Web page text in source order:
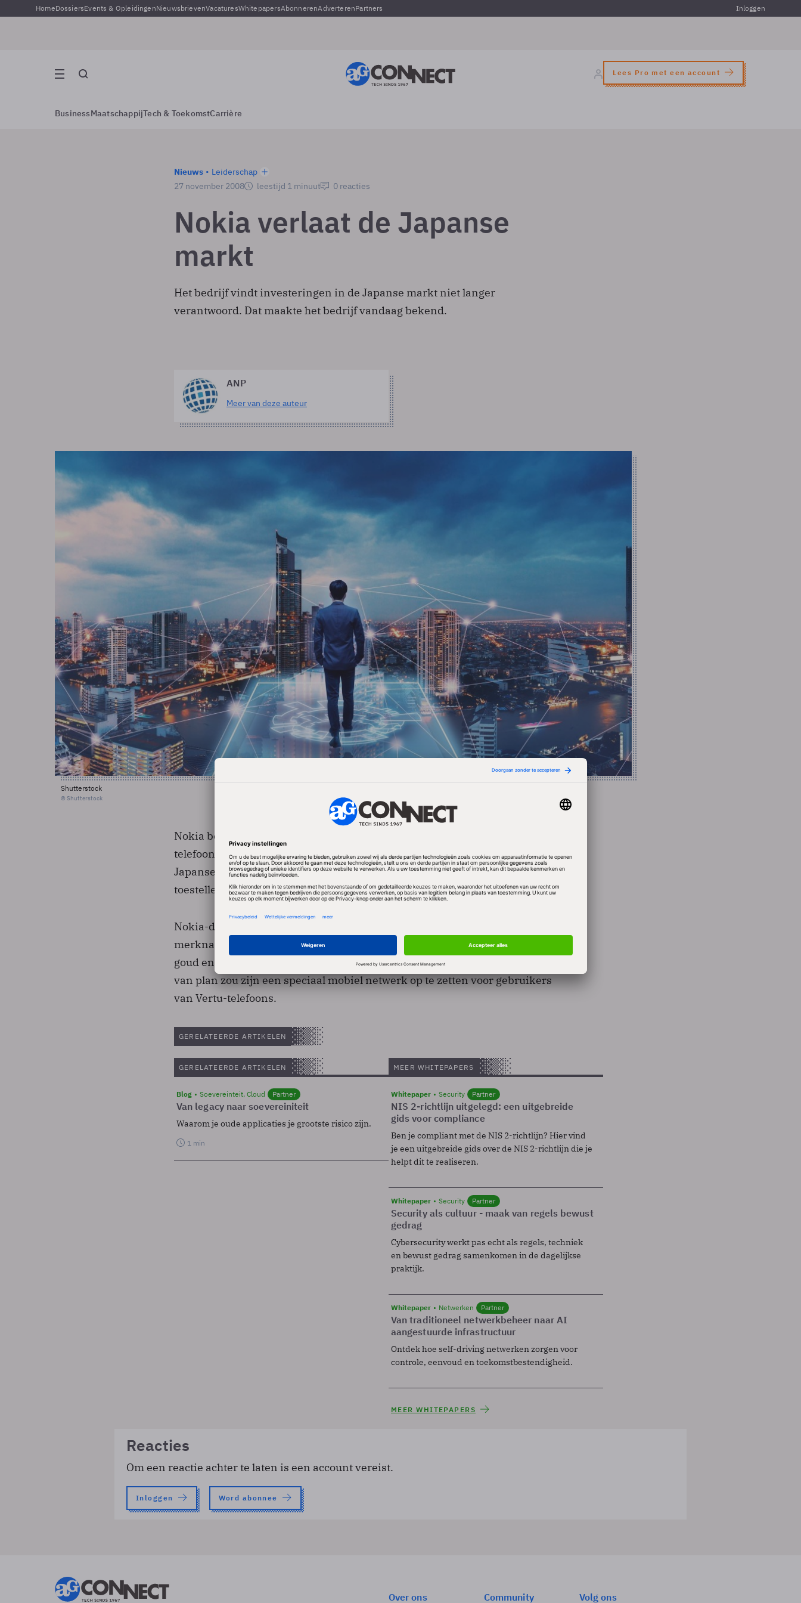
HomeDossiersEvents & OpleidingenNieuwsbrievenVacaturesWhitepapersAbonnerenAdverterenPartners Inloggen
Lees Pro met een account
BusinessMaatschappijTech & ToekomstCarrière
Nieuws
Leiderschap
27 november 2008
leestijd 1 minuut 0 reacties
Nokia verlaat de Japanse
markt
Het bedrijf vindt investeringen in de Japanse markt niet langer
verantwoord. Dat maakte het bedrijf vandaag bekend.
ANP
Meer van deze auteur
Shutterstock
© Shutterstock
Nokia bedient wereldwijd bijna 40 procent van de markt voor mobiele
telefoons, maar heeft in Japan een marktaandeel van slechts 1 procent.
Japanse consumenten hebben een grote voorkeur voor hoogwaardige
toestellen van eigen bodem.
Nokia-dochter Vertu blijft wel actief op de Japanse markt. Onder die
merknaam worden zeer luxe toestellen verkocht, die vaak zijn ingelegd met
goud en juwelen. De Japanse krant Yomiuri meldde vorige week dat Nokia
van plan zou zijn een speciaal mobiel netwerk op te zetten voor gebruikers
van Vertu-telefoons.
GERELATEERDE ARTIKELEN
GERELATEERDE ARTIKELEN
Blog Soevereinteit, Cloud Partner
Van legacy naar soevereiniteit
Waarom je oude applicaties je grootste risico zijn.
1 min
MEER WHITEPAPERS
Whitepaper Security Partner
NIS 2-richtlijn uitgelegd: een uitgebreide
gids voor compliance
Ben je compliant met de NIS 2-richtlijn? Hier vind
je een uitgebreide gids over de NIS 2-richtlijn die je
helpt dit te realiseren.
Whitepaper Security Partner
Security als cultuur - maak van regels bewust
gedrag
Cybersecurity werkt pas echt als regels, techniek
en bewust gedrag samenkomen in de dagelijkse
praktijk.
Whitepaper Netwerken Partner
Van traditioneel netwerkbeheer naar AI
aangestuurde infrastructuur
Ontdek hoe self-driving netwerken zorgen voor
controle, eenvoud en toekomstbestendigheid.
MEER WHITEPAPERS
Reacties
Om een reactie achter te laten is een account vereist.
Inloggen Word abonnee
Over ons Community Volg ons